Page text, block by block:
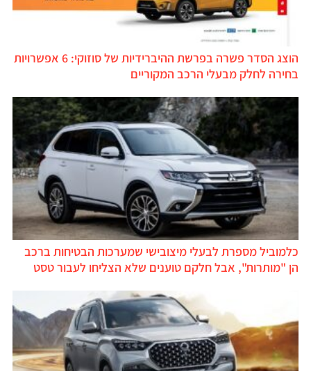
הוצג הסדר פשרה בפרשת ההיברידיות של סוזוקי: 6 אפשרויות
בחירה לחלק מבעלי הרכב המקוריים
כלמוביל מספרת לבעלי מיצובישי שמערכות הבטיחות ברכב
הן "מותרות", אבל חלקם טוענים שלא הצליחו לעבור טסט